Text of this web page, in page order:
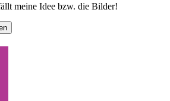
meine Idee bzw. die Bilder!